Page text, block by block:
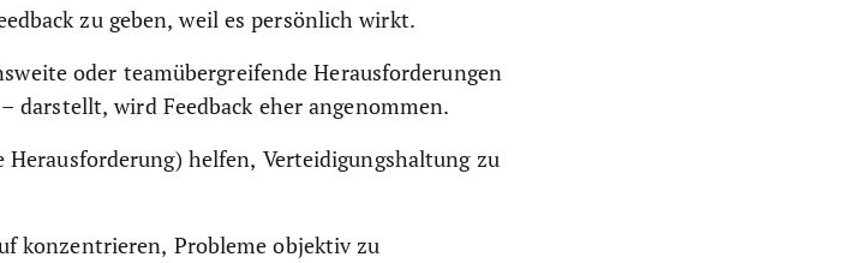
zu geben, weil es persönlich wirkt.
oder teamübergreifende Herausforderungen
darstellt, wird Feedback eher angenommen.
Herausforderung) helfen, Verteidigungshaltung zu
konzentrieren, Probleme objektiv zu